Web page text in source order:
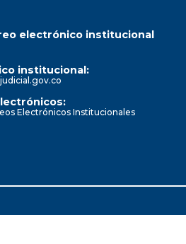
electrónico institucional
institucional:
Electrónicos Institucionales